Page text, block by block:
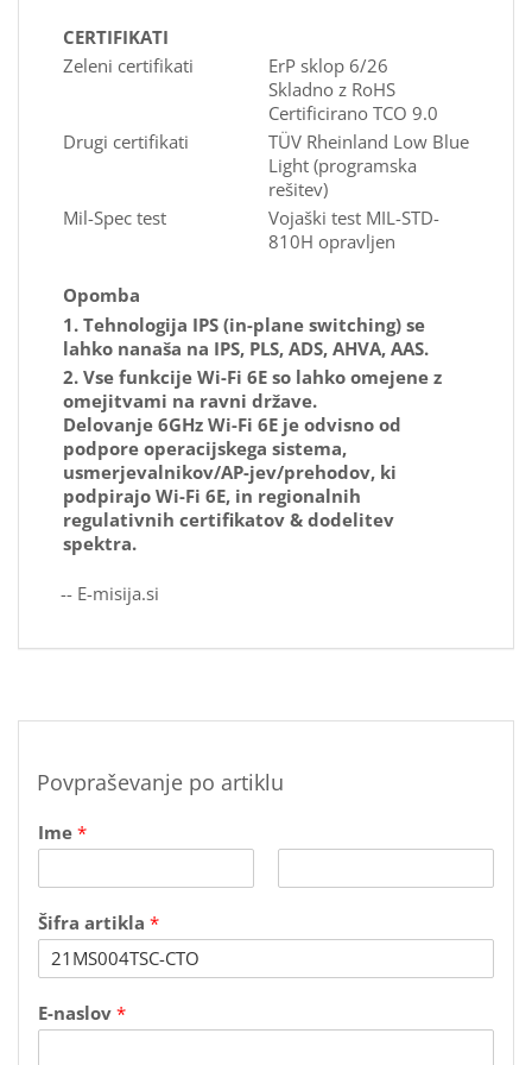
CERTIFIKATI
Zeleni certifikati
ErP sklop 6/26
Skladno z RoHS
Certificirano TCO 9.0
Drugi certifikati
TÜV Rheinland Low Blue
Light (programska
rešitev)
Mil-Spec test
Vojaški test MIL-STD-
810H opravljen
Opomba
1. Tehnologija IPS (in-plane switching) se
lahko nanaša na IPS, PLS, ADS, AHVA, AAS.
2. Vse funkcije Wi-Fi 6E so lahko omejene z
omejitvami na ravni države.
Delovanje 6GHz Wi-Fi 6E je odvisno od
podpore operacijskega sistema,
usmerjevalnikov/AP-jev/prehodov, ki
podpirajo Wi-Fi 6E, in regionalnih
regulativnih certifikatov & dodelitev
spektra.
-- E-misija.si
Povpraševanje po artiklu
Ime *
i
r
t
s
Šifra artikla *
s
p
E-naslov *